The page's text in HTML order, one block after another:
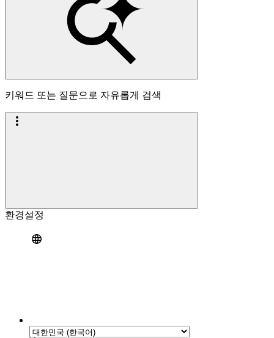
키워드 또는 질문으로 자유롭게 검색
환경설정